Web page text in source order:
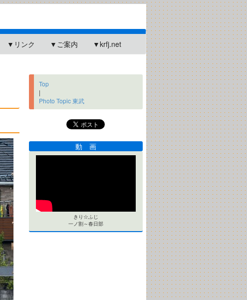
▼リンク ▼ご案内 ▼krfj.net
Top
|
Photo Topic 東武
動 画
きり☆ふじ
一ノ割～春日部